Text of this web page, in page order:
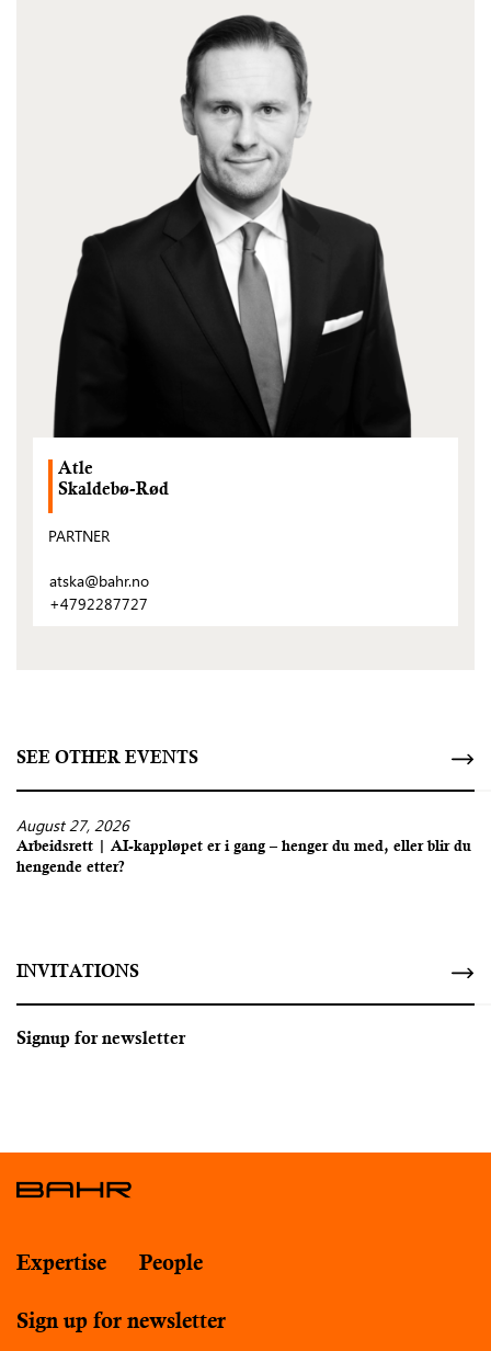
Atle
Skaldebø-Rød
PARTNER
atska@bahr.no
+4792287727
SEE OTHER EVENTS
August 27, 2026
Arbeidsrett | AI-kappløpet er i gang – henger du med, eller blir du
hengende etter?
INVITATIONS
Signup for newsletter
Expertise People
Sign up for newsletter